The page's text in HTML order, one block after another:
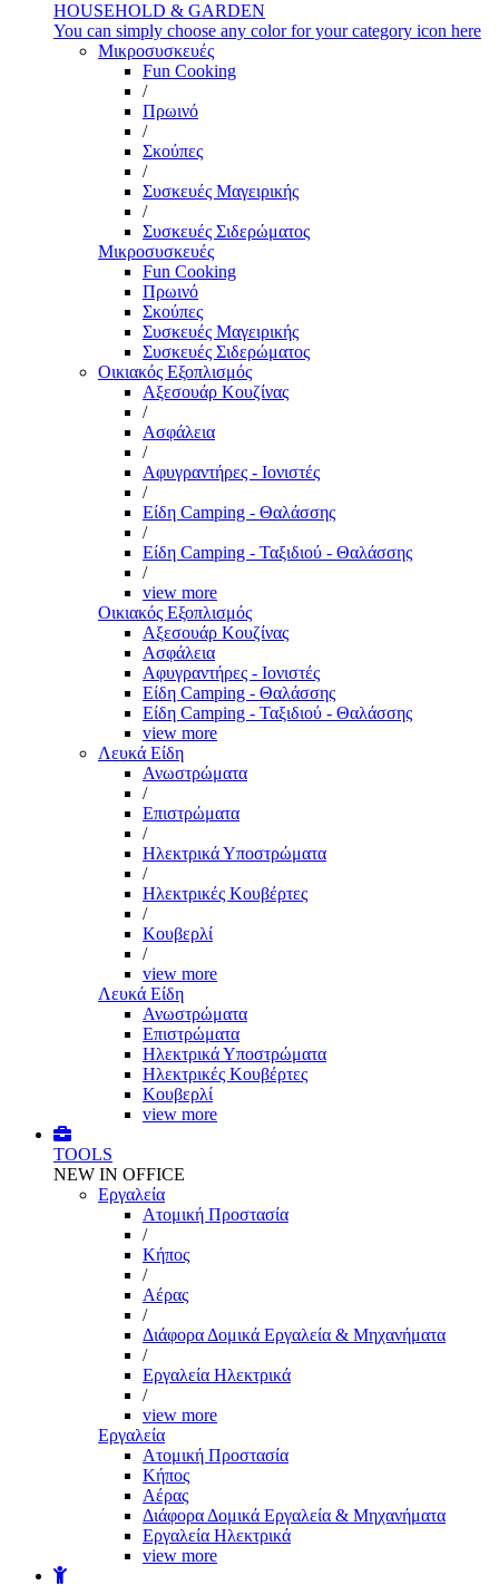
HOUSEHOLD & GARDEN
You can simply choose any color for your category icon here
Μικροσυσκευές
Fun Cooking
/
Πρωινό
/
Σκούπες
/
Συσκευές Μαγειρικής
/
Συσκευές Σιδερώματος
Μικροσυσκευές
Fun Cooking
Πρωινό
Σκούπες
Συσκευές Μαγειρικής
Συσκευές Σιδερώματος
Οικιακός Εξοπλισμός
Αξεσουάρ Κουζίνας
/
Ασφάλεια
/
Αφυγραντήρες - Ιονιστές
/
Είδη Camping - Θαλάσσης
/
Είδη Camping - Ταξιδιού - Θαλάσσης
/
view more
Οικιακός Εξοπλισμός
Αξεσουάρ Κουζίνας
Ασφάλεια
Αφυγραντήρες - Ιονιστές
Είδη Camping - Θαλάσσης
Είδη Camping - Ταξιδιού - Θαλάσσης
view more
Λευκά Είδη
Ανωστρώματα
/
Επιστρώματα
/
Ηλεκτρικά Υποστρώματα
/
Ηλεκτρικές Κουβέρτες
/
Κουβερλί
/
view more
Λευκά Είδη
Ανωστρώματα
Επιστρώματα
Ηλεκτρικά Υποστρώματα
Ηλεκτρικές Κουβέρτες
Κουβερλί
view more
TOOLS
NEW IN OFFICE
Εργαλεία
Aτομική Προστασία
/
Kήπος
/
Αέρας
/
Διάφορα Δομικά Εργαλεία & Μηχανήματα
/
Εργαλεία Ηλεκτρικά
/
view more
Εργαλεία
Aτομική Προστασία
Kήπος
Αέρας
Διάφορα Δομικά Εργαλεία & Μηχανήματα
Εργαλεία Ηλεκτρικά
view more